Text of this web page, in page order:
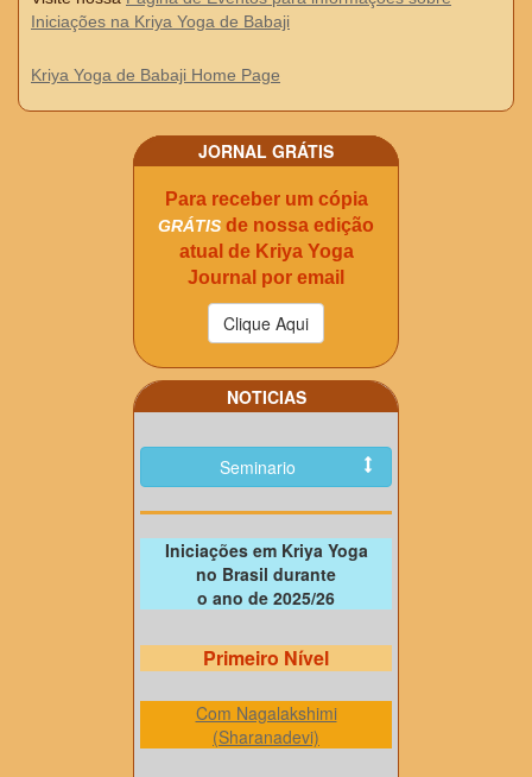
Iniciações na Kriya Yoga de Babaji
Kriya Yoga de Babaji Home Page
JORNAL GRÁTIS
Para receber um cópia
GRÁTIS de nossa edição
atual de Kriya Yoga
Journal por email
NOTICIAS
Seminario
Iniciações em Kriya Yoga
no Brasil durante
o ano de 2025/26
Primeiro Nível
Com Nagalakshimi
(Sharanadevi)